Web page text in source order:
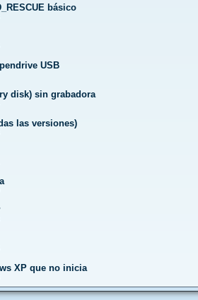
básico
USB
disk) sin grabadora
las versiones)
XP que no inicia